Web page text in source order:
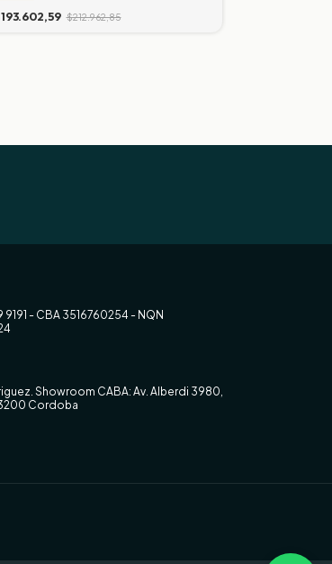
$212.962,85
- CBA 3516760254 - NQN
Showroom CABA: Av. Alberdi 3980,
Cordoba